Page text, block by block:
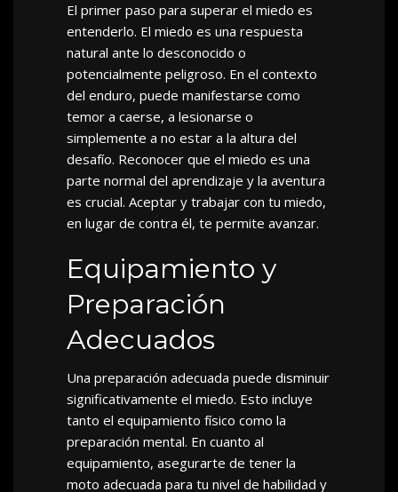
El primer paso para superar el miedo es
entenderlo. El miedo es una respuesta
natural ante lo desconocido o
potencialmente peligroso. En el contexto
del enduro, puede manifestarse como
temor a caerse, a lesionarse o
simplemente a no estar a la altura del
desafío. Reconocer que el miedo es una
parte normal del aprendizaje y la aventura
es crucial. Aceptar y trabajar con tu miedo,
en lugar de contra él, te permite avanzar.
Equipamiento y
Preparación
Adecuados
Una preparación adecuada puede disminuir
significativamente el miedo. Esto incluye
tanto el equipamiento físico como la
preparación mental. En cuanto al
equipamiento, asegurarte de tener la
moto adecuada para tu nivel de habilidad y